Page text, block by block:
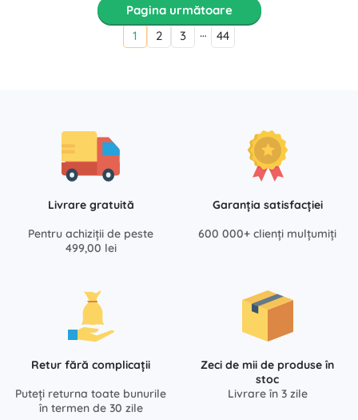
Pagina următoare
1
2 3 … 44
Livrare gratuită
Pentru achiziții de peste
499,00 lei
Garanția satisfacției
600 000+ clienți mulțumiți
Retur fără complicații
Puteți returna toate bunurile
în termen de 30 zile
Zeci de mii de produse în
stoc
Livrare în 3 zile